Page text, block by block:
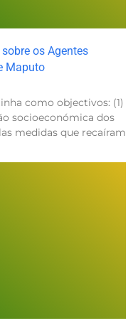
os Agentes
Maputo
como objectivos: (1)
socioeconómica dos
medidas que recaíram